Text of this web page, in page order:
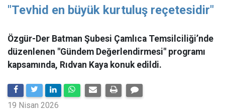
"Tevhid en büyük kurtuluş reçetesidir"
Özgür-Der Batman Şubesi Çamlıca Temsilciliği’nde
düzenlenen "Gündem Değerlendirmesi" programı
kapsamında, Rıdvan Kaya konuk edildi.
19 Nisan 2026